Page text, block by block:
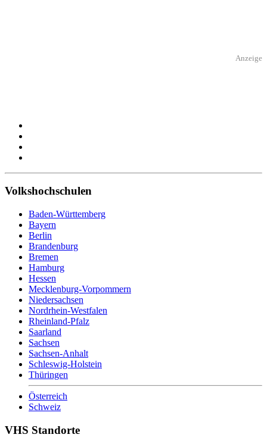
Anzeige
Volkshochschulen
Baden-Württemberg
Bayern
Berlin
Brandenburg
Bremen
Hamburg
Hessen
Mecklenburg-Vorpommern
Niedersachsen
Nordrhein-Westfalen
Rheinland-Pfalz
Saarland
Sachsen
Sachsen-Anhalt
Schleswig-Holstein
Thüringen
Österreich
Schweiz
VHS Standorte